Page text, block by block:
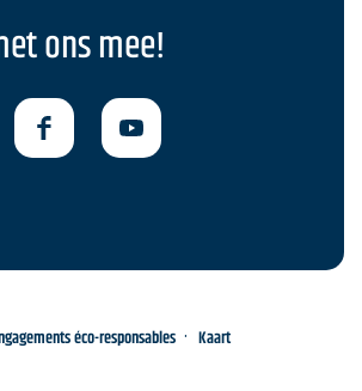
ons mee!
éco-responsables Kaart